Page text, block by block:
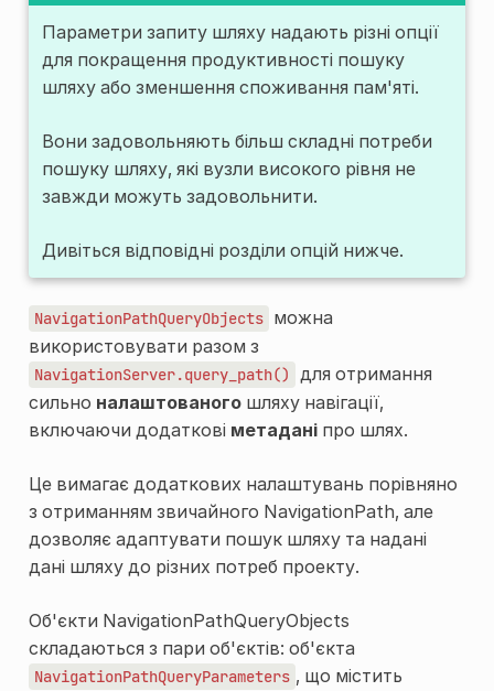
Параметри запиту шляху надають різні опції
для покращення продуктивності пошуку
шляху або зменшення споживання пам'яті.
Вони задовольняють більш складні потреби
пошуку шляху, які вузли високого рівня не
завжди можуть задовольнити.
Дивіться відповідні розділи опцій нижче.
NavigationPathQueryObjects можна
використовувати разом з
NavigationServer.query_path()
для отримання
сильно налаштованогошляху навігації,
включаючи додаткові метаданіпро шлях.
Це вимагає додаткових налаштувань порівняно
з отриманням звичайного NavigationPath, але
дозволяє адаптувати пошук шляху та надані
дані шляху до різних потреб проекту.
Об'єкти NavigationPathQueryObjects
складаються з пари об'єктів: об'єкта
NavigationPathQueryParameters , що містить